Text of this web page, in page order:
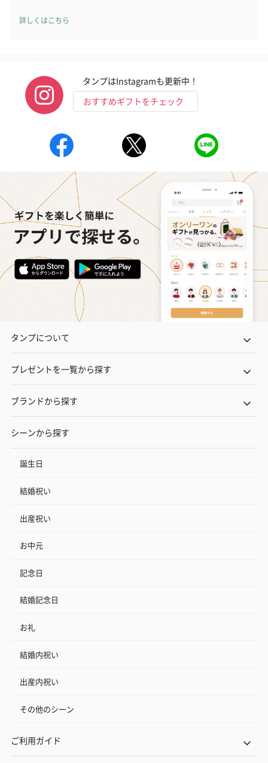
詳しくはこちら
タンプはInstagramも更新中！
おすすめギフトをチェック
タンプについて
プレゼントを一覧から探す
ブランドから探す
シーンから探す
誕生日
結婚祝い
出産祝い
お中元
記念日
結婚記念日
お礼
結婚内祝い
出産内祝い
その他のシーン
ご利用ガイド